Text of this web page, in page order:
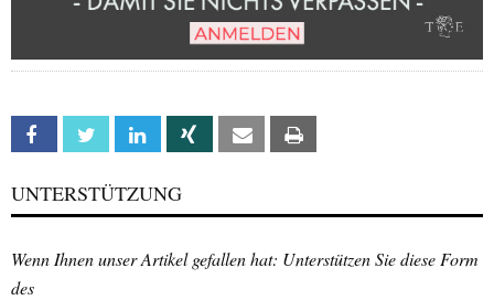
Facebook Twitter Linkedin Xing Email
UNTERSTÜTZUNG
Wenn Ihnen unser Artikel gefallen hat: Unterstützen Sie diese Form
des